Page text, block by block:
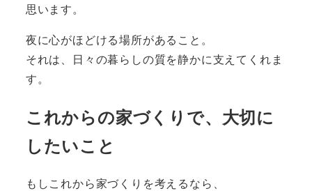
思います。
夜に心がほどける場所があること。
それは、日々の暮らしの質を静かに支えてくれま
す。
これからの家づくりで、大切に
したいこと
もしこれから家づくりを考えるなら、